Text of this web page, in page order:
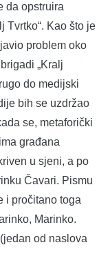
da opstruira
Tvrtko“. Kao što je
problem oko
„Kralj
do medijski
bih se uzdržao
se, metaforički
građana
u sjeni, a po
Čavari. Pismu
i pročitano toga
Marinko.
od naslova